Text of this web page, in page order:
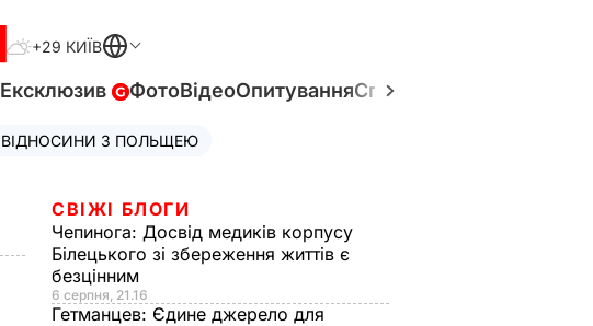
+29 КИЇВ
Ексклюзив ФотоВідеоОпитуванняСпецпроєкти
ВІДНОСИНИ З ПОЛЬЩЕЮ
СВІЖІ БЛОГИ
Чепинога: Досвід медиків корпусу
Білецького зі збереження життів є
безцінним
6 серпня, 21.16
Гетманцев: Єдине джерело для